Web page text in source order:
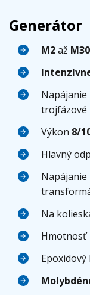
Generátor
M2až M30
Napájanie
trojfázové
Výkon 8/
Hlavný
Napájanie
Na
Hmotnosť
Epoxidový